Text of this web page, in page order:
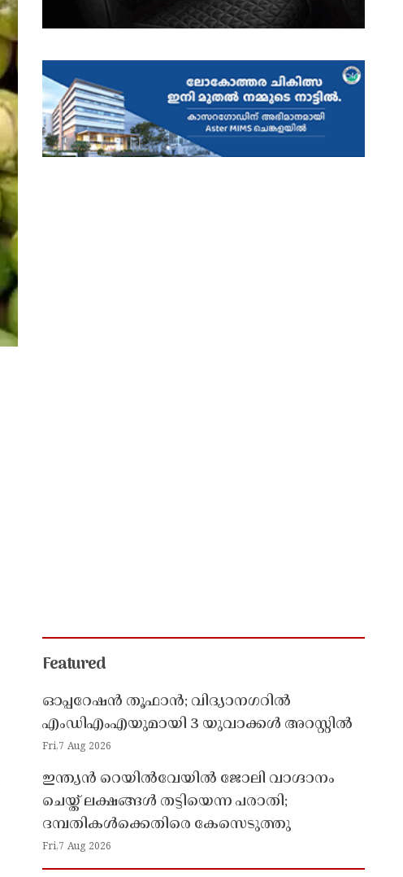
Featured
ഓപ്പറേഷൻ തൂഫാൻ; വിദ്യാനഗറിൽ
എംഡിഎംഎയുമായി 3 യുവാക്കൾ അറസ്റ്റിൽ
Fri,7 Aug 2026
ഇന്ത്യൻ റെയിൽവേയിൽ ജോലി വാഗ്ദാനം
ചെയ്ത് ലക്ഷങ്ങൾ തട്ടിയെന്ന പരാതി;
ദമ്പതികൾക്കെതിരെ കേസെടുത്തു
Fri,7 Aug 2026